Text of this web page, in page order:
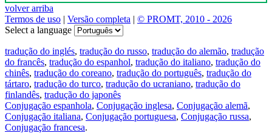
volver arriba
Termos de uso | Versão completa | © PROMT, 2010 - 2026
Select a language
tradução do inglés, tradução do russo, tradução do alemão, tradução
do francês, tradução do espanhol, tradução do italiano, tradução do
chinês, tradução do coreano, tradução do português, tradução do
tártaro, tradução do turco, tradução do ucraniano, tradução do
finlandês, tradução do japonês
Conjugação espanhola, Conjugação inglesa, Conjugação alemã,
Conjugação italiana, Conjugação portuguesa, Conjugação russa,
Conjugação francesa.